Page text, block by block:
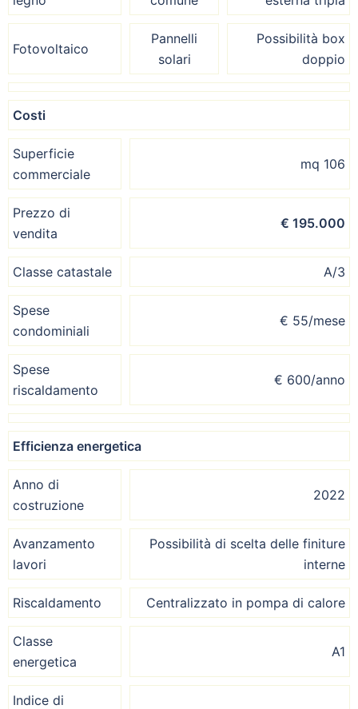
Fotovoltaico
Pannelli
solari
Possibilità box
doppio
Costi
Superficie
commerciale
mq 106
Prezzo di
vendita
€ 195.000
Classe catastale A/3
Spese
condominiali
€ 55/mese
Spese
riscaldamento
€ 600/anno
Efficienza energetica
Anno di
costruzione
2022
Avanzamento
lavori
Possibilità di scelta delle finiture
interne
Riscaldamento Centralizzato in pompa di calore
Classe
energetica
A1
Indice di